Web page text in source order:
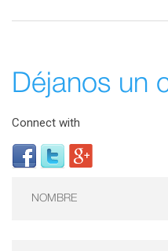
Déjanos un
Connect with